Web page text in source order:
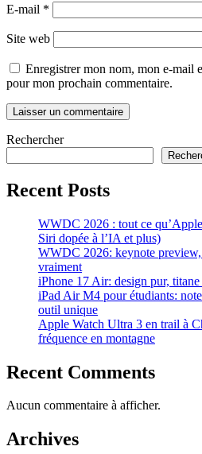
E-mail *
Site web
Enregistrer mon nom, mon e-mail
pour mon prochain commentaire.
Rechercher
Recent Posts
WWDC 2026 : tout ce
Siri dopée à l’IA et plus)
WWDC 2026: keynote preview,
vraiment
iPhone 17 Air: design pur,
iPad Air M4 pour étudiants:
outil unique
Apple Watch Ultra 3 en trail à
fréquence en montagne
Recent Comments
Aucun commentaire à afficher.
Archives